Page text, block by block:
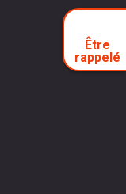
Être
rappelé